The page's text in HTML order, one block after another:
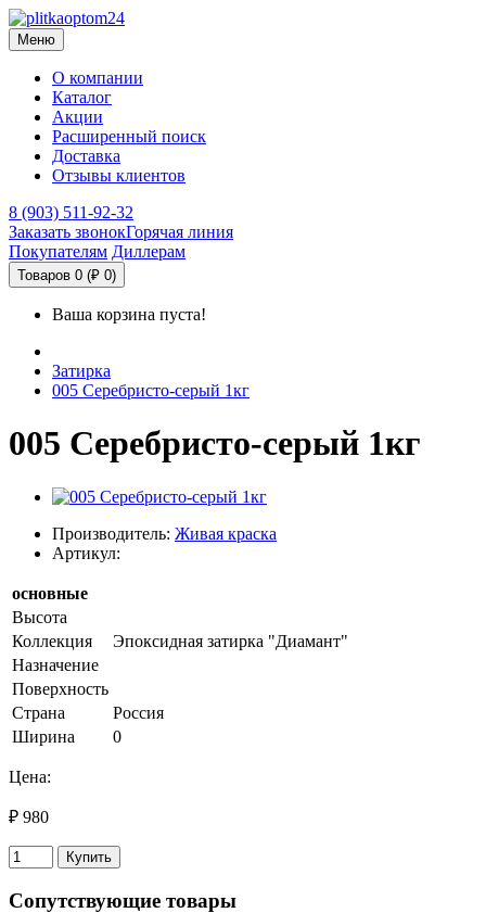
Меню
О компании
Каталог
Акции
Расширенный поиск
Доставка
Отзывы клиентов
8 (903) 511-92-32
Заказать звонокГорячая линия
Покупателям Диллерам
Товаров 0 (₽ 0)
Ваша корзина пуста!
Затирка
005 Серебристо-серый 1кг
005 Серебристо-серый 1кг
Производитель: Живая краска
Артикул:
основные
Высота
Коллекция
Эпоксидная затирка "Диамант"
Назначение
Поверхность
Страна
Россия
Ширина
0
Цена:
₽ 980
Купить
Сопутствующие товары